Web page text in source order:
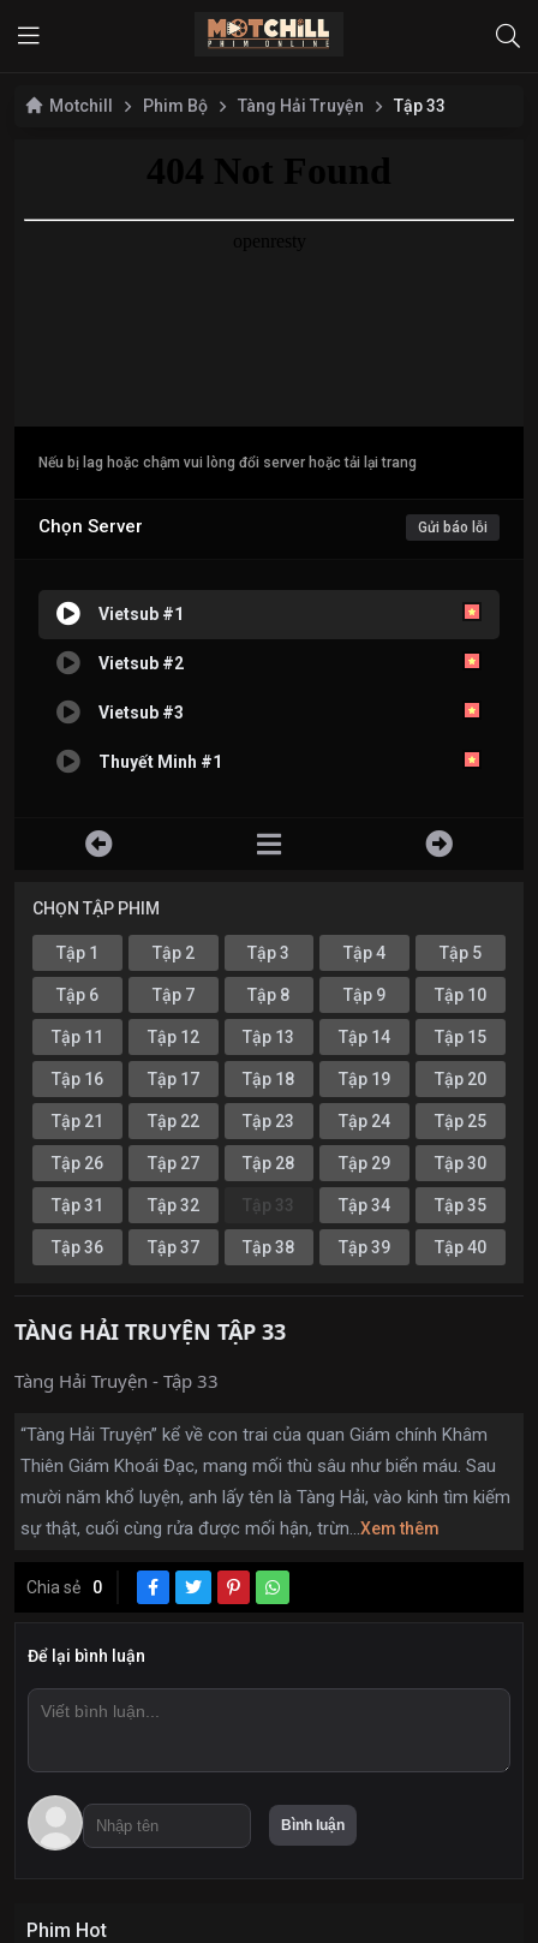
Motchill Phim Bộ Tàng Hải Truyện Tập 33
Nếu bị lag hoặc chậm vui lòng đổi server hoặc tải lại trang
Chọn Server Gửi báo lỗi
Vietsub #1
Vietsub #2
Vietsub #3
Thuyết Minh #1
CHỌN TẬP PHIM
Tập 1 Tập 2 Tập 3 Tập 4 Tập 5
Tập 6 Tập 7 Tập 8 Tập 9 Tập 10
Tập 11 Tập 12 Tập 13 Tập 14 Tập 15
Tập 16 Tập 17 Tập 18 Tập 19 Tập 20
Tập 21 Tập 22 Tập 23 Tập 24 Tập 25
Tập 26 Tập 27 Tập 28 Tập 29 Tập 30
Tập 31 Tập 32 Tập 33 Tập 34 Tập 35
Tập 36 Tập 37 Tập 38 Tập 39 Tập 40
TÀNG HẢI TRUYỆN TẬP 33
Tàng Hải Truyện - Tập 33
“Tàng Hải Truyện” kể về con trai của quan Giám chính Khâm
Thiên Giám Khoái Đạc, mang mối thù sâu như biển máu. Sau
mười năm khổ luyện, anh lấy tên là Tàng Hải, vào kinh tìm kiếm
sự thật, cuối cùng rửa được mối hận, trừn...Xem thêm
Chia sẻ 0
Để lại bình luận
Phim Hot